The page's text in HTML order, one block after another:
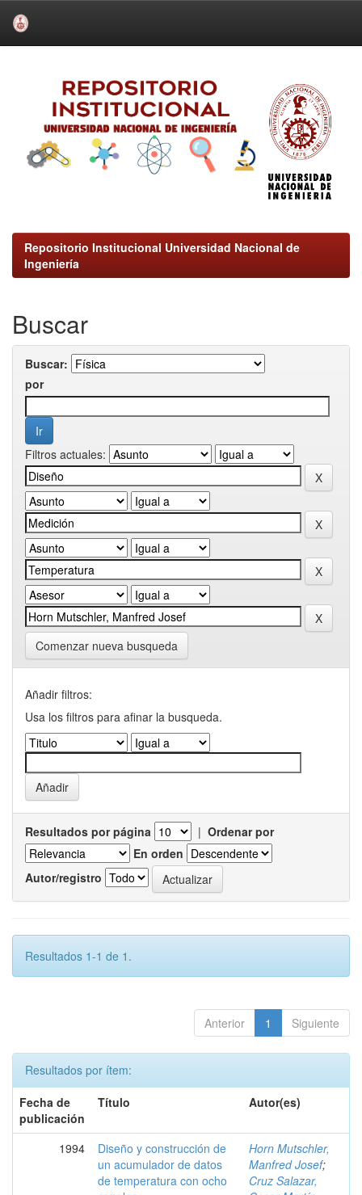
Repositorio Institucional Universidad Nacional de
Ingeniería
Buscar
Buscar:
por
Filtros actuales:
Comenzar nueva busqueda
Añadir filtros:
Usa los filtros para afinar la busqueda.
Resultados por página | Ordenar por
En orden
Autor/registro
Resultados 1-1 de 1.
Anterior 1 Siguiente
Resultados por ítem:
Fecha de
publicación
Título Autor(es)
1994
Diseño y construcción de
un acumulador de datos
de temperatura con ocho
Horn Mutschler,
Manfred Josef;
Cruz Salazar,